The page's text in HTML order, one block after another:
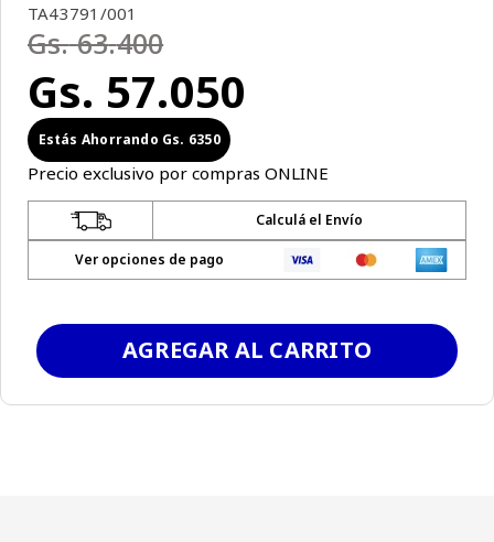
TA43791/001
Gs. 63.400
Gs. 57.050
Gs. 6350
Precio exclusivo por compras ONLINE
Calculá el Envío
Ver opciones de pago
AGREGAR AL CARRITO